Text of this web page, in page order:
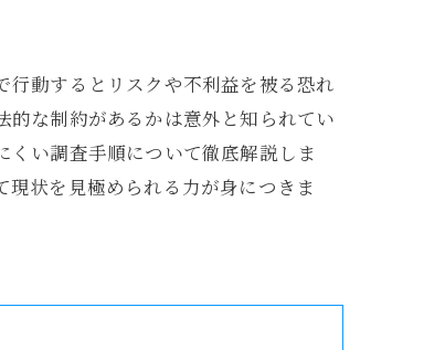
動するとリスクや不利益を被る恐れ
な制約があるかは意外と知られてい
い調査手順について徹底解説しま
状を見極められる力が身につきま